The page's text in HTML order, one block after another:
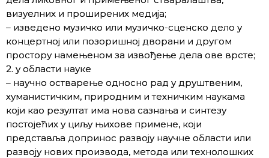
визуелних и проширених медија;
– изведено музичко или музичко-сценско дело у
концертној или позоришној дворани и другом
простору намењеном за извођење дела ове врсте;
2. у области науке
– научно остварење односно рад у друштвеним,
хуманистичким, природним и техничким наукама
који као резултат има нова сазнања и синтезу
постојећих у циљу њихове примене, који
представља допринос развоју научне области или
развоју нових производа, метода или технолошких